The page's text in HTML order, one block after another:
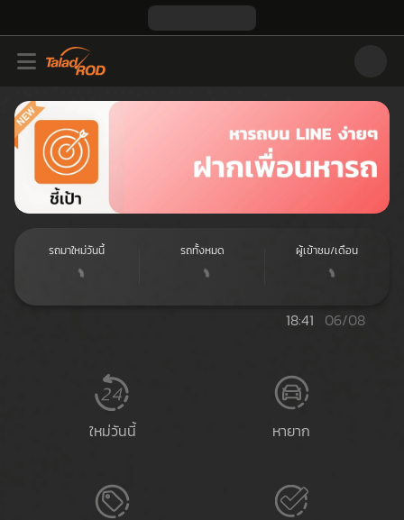
Buy
and
sell
second
hand
cars
TaladROD.com
Thailand's
marketplace
รถมาใหม่วันนี้ รถทั้งหมด ผู้เข้าชม/เดือน
18:41 06/08
ใหม่วันนี้ หายาก